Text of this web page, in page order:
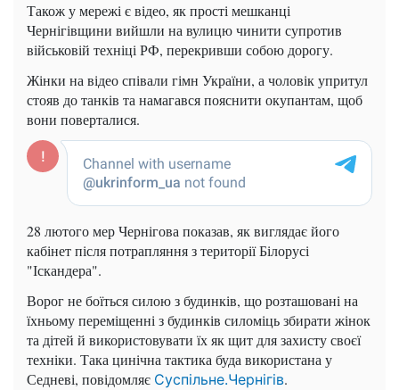
Також у мережі є відео, як прості мешканці
Чернігівщини вийшли на вулицю чинити супротив
військовій техніці РФ, перекривши собою дорогу.
Жінки на відео співали гімн України, а чоловік упритул
стояв до танків та намагався пояснити окупантам, щоб
вони поверталися.
28 лютого мер Чернігова показав, як виглядає його
кабінет після потрапляння з території Білорусі
"Іскандера".
Ворог не боїться силою з будинків, що розташовані на
їхньому переміщенні з будинків силоміць збирати жінок
та дітей й використовувати їх як щит для захисту своєї
техніки. Така цинічна тактика буда використана у
Седневі, повідомляє Суспільне.Чернігів.